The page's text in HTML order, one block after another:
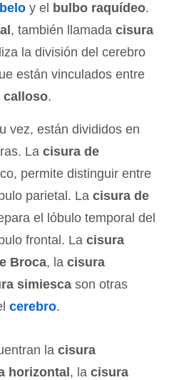
y el bulbo raquídeo.
, también llamada cisura
la división del cerebro
están vinculados entre
calloso.
vez, están divididos en
La cisura de
permite distinguir entre
parietal. La cisura de
el lóbulo temporal del
frontal. La cisura
Broca, la cisura
simiesca son otras
cerebro.
la cisura
horizontal , la cisura